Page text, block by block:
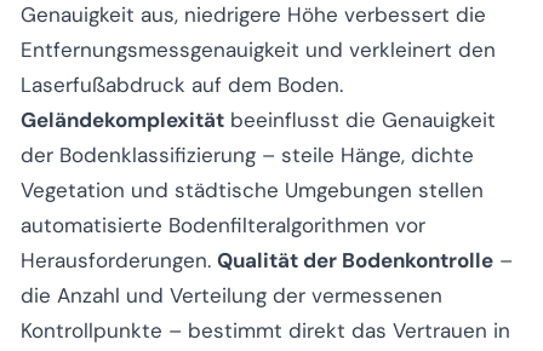
Genauigkeit aus, niedrigere Höhe verbessert die
Entfernungsmessgenauigkeit und verkleinert den
Laserfußabdruck auf dem Boden.
Geländekomplexität beeinflusst die Genauigkeit
der Bodenklassifizierung – steile Hänge, dichte
Vegetation und städtische Umgebungen stellen
automatisierte Bodenfilteralgorithmen vor
Herausforderungen. Qualität der Bodenkontrolle –
die Anzahl und Verteilung der vermessenen
Kontrollpunkte – bestimmt direkt das Vertrauen in